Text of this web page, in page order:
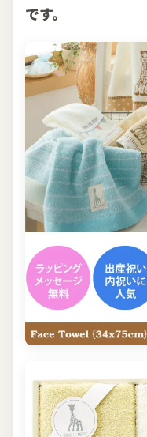
です。